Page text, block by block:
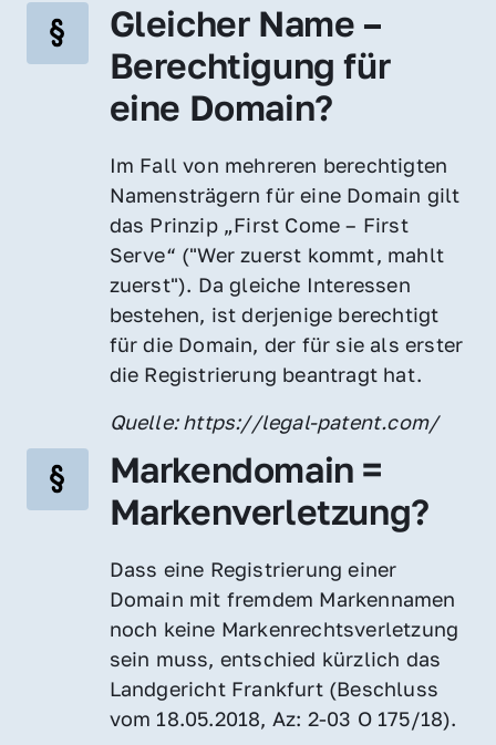
Gleicher Name –
Berechtigung für
eine Domain?
Im Fall von mehreren berechtigten
Namensträgern für eine Domain gilt
das Prinzip „First Come – First
Serve“ ("Wer zuerst kommt, mahlt
zuerst"). Da gleiche Interessen
bestehen, ist derjenige berechtigt
für die Domain, der für sie als erster
die Registrierung beantragt hat.
Quelle: https://legal-patent.com/
Markendomain =
Markenverletzung?
Dass eine Registrierung einer
Domain mit fremdem Markennamen
noch keine Markenrechtsverletzung
sein muss, entschied kürzlich das
Landgericht Frankfurt (Beschluss
vom 18.05.2018, Az: 2-03 O 175/18).